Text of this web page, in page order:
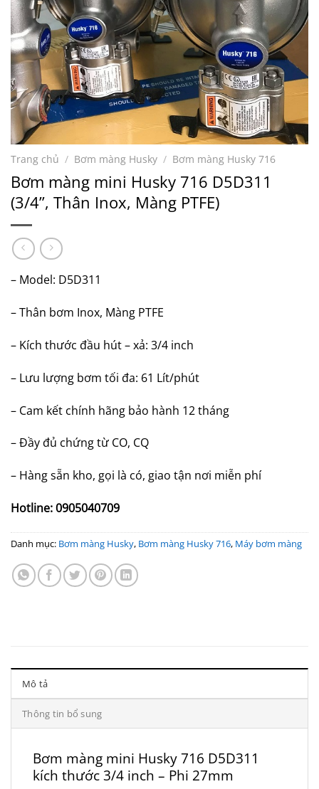
Trang chủ / Bơm màng Husky / Bơm màng Husky 716
Bơm màng mini Husky 716 D5D311
(3/4”, Thân Inox, Màng PTFE)
– Model: D5D311
– Thân bơm Inox, Màng PTFE
– Kích thước đầu hút – xả: 3/4 inch
– Lưu lượng bơm tối đa: 61 Lít/phút
– Cam kết chính hãng bảo hành 12 tháng
– Đầy đủ chứng từ CO, CQ
– Hàng sẵn kho, gọi là có, giao tận nơi miễn phí
Hotline: 0905040709
Danh mục: Bơm màng Husky, Bơm màng Husky 716, Máy bơm màng
Mô tả
Thông tin bổ sung
Bơm màng mini Husky 716 D5D311
kích thước 3/4 inch – Phi 27mm